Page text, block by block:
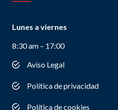
Lunes a viernes
8:30 am – 17:00
Aviso Legal
Política de privacidad
Política de cookies